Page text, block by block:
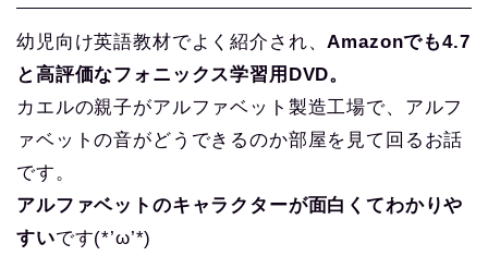
幼児向け英語教材でよく紹介され、 Amazonでも4.7
と高評価なフォニックス学習用DVD。
カエルの親子がアルファベット製造工場で、アルフ
ァベットの音がどうできるのか部屋を見て回るお話
です。
アルファベットのキャラクターが面白くてわかりや
すいです(*’ω’*)